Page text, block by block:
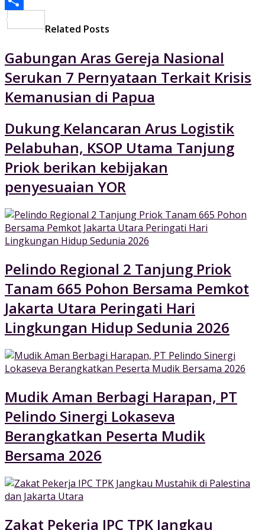
Related Posts
Gabungan Aras Gereja Nasional
Serukan 7 Pernyataan Terkait Krisis
Kemanusian di Papua
Dukung Kelancaran Arus Logistik
Pelabuhan, KSOP Utama Tanjung
Priok berikan kebijakan
penyesuaian YOR
Pelindo Regional 2 Tanjung Priok
Tanam 665 Pohon Bersama Pemkot
Jakarta Utara Peringati Hari
Lingkungan Hidup Sedunia 2026
Mudik Aman Berbagi Harapan, PT
Pelindo Sinergi Lokaseva
Berangkatkan Peserta Mudik
Bersama 2026
Zakat Pekerja IPC TPK Jangkau